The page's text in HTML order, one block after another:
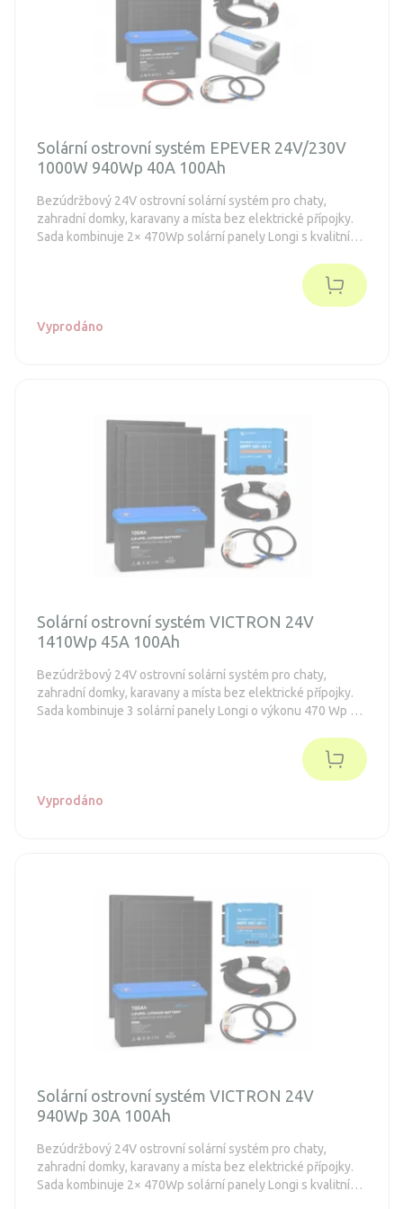
Solární ostrovní systém EPEVER 24V/230V
1000W 940Wp 40A 100Ah
Bezúdržbový 24V ostrovní solární systém pro chaty,
zahradní domky, karavany a místa bez elektrické přípojky.
Sada kombinuje 2× 470Wp solární panely Longi s kvalitními
LiFePO4 baterií s kapacitou 2560Wh a měničem napětí
EPEVER IPower Plus 1000W 24V pro napájení 230V
spotřebičů. Systém je vhodný pro napájení LED osvětlení,
nabíjení mobilního telefonu, tabletu, rádia a notebooku,
Vyprodáno
Solární ostrovní systém VICTRON 24V
1410Wp 45A 100Ah
Bezúdržbový 24V ostrovní solární systém pro chaty,
zahradní domky, karavany a místa bez elektrické přípojky.
Sada kombinuje 3 solární panely Longi o výkonu 470 Wp s
LiFePO4 baterií EPEVER s kapacitou 2560 Wh. Systém je
vhodný pro napájení LED osvětlení, nabíjení mobilních
nízkoenergetických 24V DC spotřebičů. Po doplnění
Vyprodáno
Solární ostrovní systém VICTRON 24V
940Wp 30A 100Ah
Bezúdržbový 24V ostrovní solární systém pro chaty,
zahradní domky, karavany a místa bez elektrické přípojky.
Sada kombinuje 2× 470Wp solární panely Longi s kvalitním